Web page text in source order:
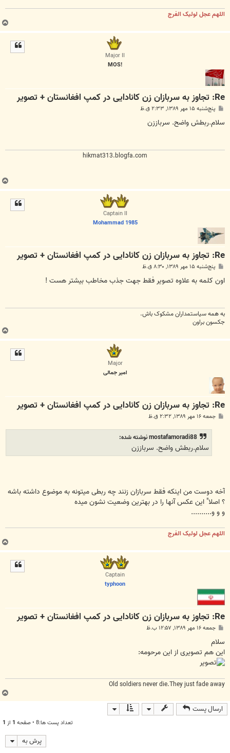
اللهم عجل لولیک الفرج
Major II
!MOS
Re: تجاوز به سربازان زن کانادایی در کمپ افغانستان + تصویر
س
ت
پنج‌شنبه ۱۵ مهر ۱۳۸۹, ۲:۳۳ ق.ظ
سلام.ربطش واضح. سرباززن
hikmat313.blogfa.com
Captain II
Mohammad 1985
Re: تجاوز به سربازان زن کانادایی در کمپ افغانستان + تصویر
س
ت
پنج‌شنبه ۱۵ مهر ۱۳۸۹, ۸:۳۰ ق.ظ
اون کلمه به علاوه تصویر فقط جهت جذب مخاطب بیشتر هست !
به همه سياستمداران مشکوک باش.
جکسون براون
Major
امیر جمالی
Re: تجاوز به سربازان زن کانادایی در کمپ افغانستان + تصویر
جمعه ۱۶ مهر ۱۳۸۹, ۲:۳۲ ق.ظ
mostafamoradi88 نوشته شده:
سلام.ربطش واضح. سرباززن
آخه دوست من اینکه فقط سربازان زنند چه ربطی میتونه به موضوع داشته باشه
؟ اصلا" این عکس آنها را در بهترین وضعیت نشون میده
و و و..........
اللهم عجل لولیک الفرج
Captain
typhoon
Re: تجاوز به سربازان زن کانادایی در کمپ افغانستان + تصویر
ت
جمعه ۱۶ مهر ۱۳۸۹, ۱۲:۵۷ ب.ظ
سلام
این هم تصویری از این مرحومه:
Old soldiers never die.They just fade away
ارسال پست
تعداد پست ها:8 • صفحه 1 از 1
پرش به